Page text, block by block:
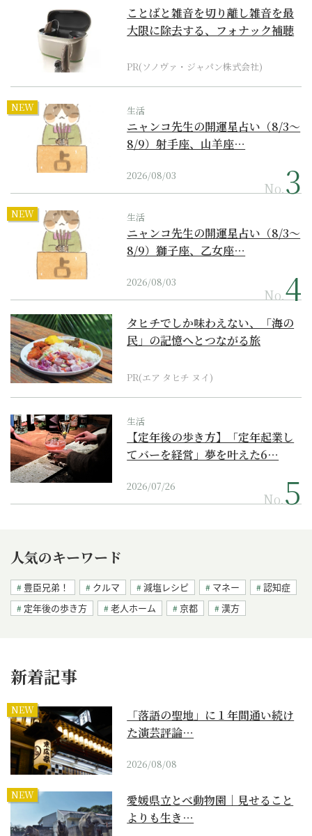
ことばと雑音を切り離し雑音を最
大限に除去する、フォナック補聴
PR(ソノヴァ・ジャパン株式会社)
NEW 生活
ニャンコ先生の開運星占い（8/3～
8/9）射手座、山羊座…
2026/08/03
No.
NEW 生活
ニャンコ先生の開運星占い（8/3～
8/9）獅子座、乙女座…
2026/08/03
No.
タヒチでしか味わえない、「海の
民」の記憶へとつながる旅
PR(エア タヒチ ヌイ)
生活
【定年後の歩き方】「定年起業し
てバーを経営」夢を叶えた6…
2026/07/26
No.
人気のキーワード
豊臣兄弟！ クルマ 減塩レシピ マネー
認知症
定年後の歩き方
老人ホーム 京都 漢方
新着記事
NEW
「落語の聖地」に１年間通い続け
た演芸評論…
2026/08/08
NEW
愛媛県立とべ動物園｜見せること
よりも生き…